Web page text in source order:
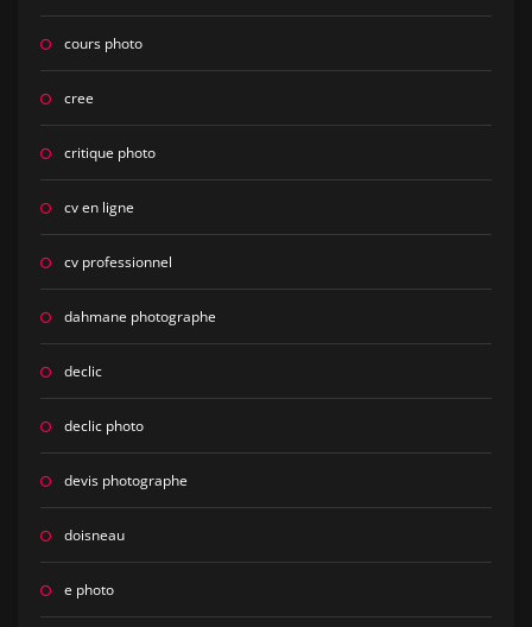
cours photo
cree
critique photo
cv en ligne
cv professionnel
dahmane photographe
declic
declic photo
devis photographe
doisneau
e photo